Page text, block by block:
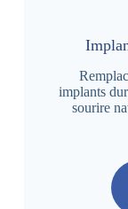
implants
sourire